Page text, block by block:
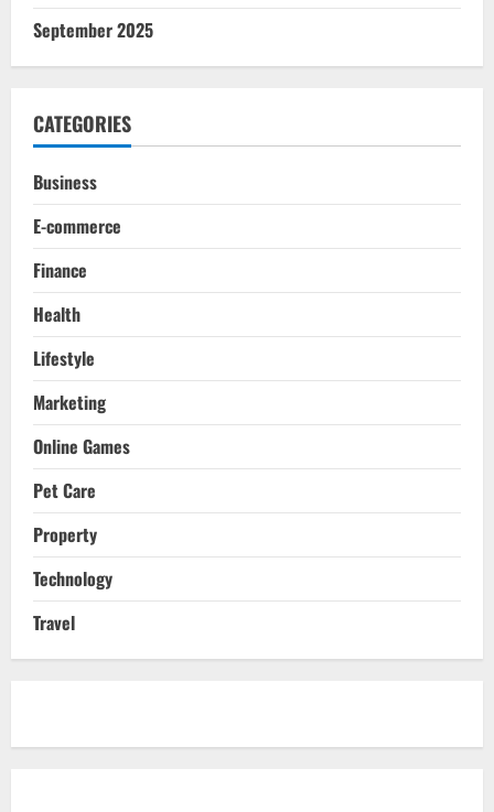
September 2025
CATEGORIES
Business
E-commerce
Finance
Health
Lifestyle
Marketing
Online Games
Pet Care
Property
Technology
Travel